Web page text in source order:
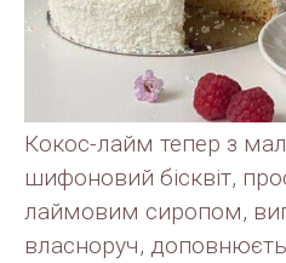
Кокос-лайм тепер з
шифоновий бісквіт,
лаймовим сиропом,
власноруч,